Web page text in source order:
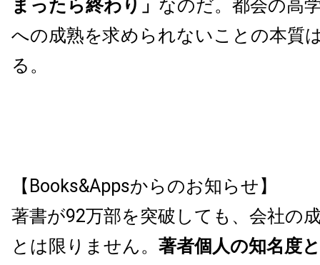
まったら終わり」 なのだ。都会の高
への成熟を求められないことの本質
る。
【Books&Appsからのお知らせ】
著書が92万部を突破しても、会社の
とは限りません。 著者個人の知名度